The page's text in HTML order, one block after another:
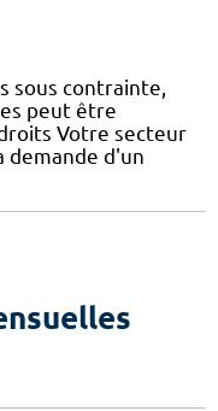
sous contrainte,
peut être
Votre secteur
demande d'un